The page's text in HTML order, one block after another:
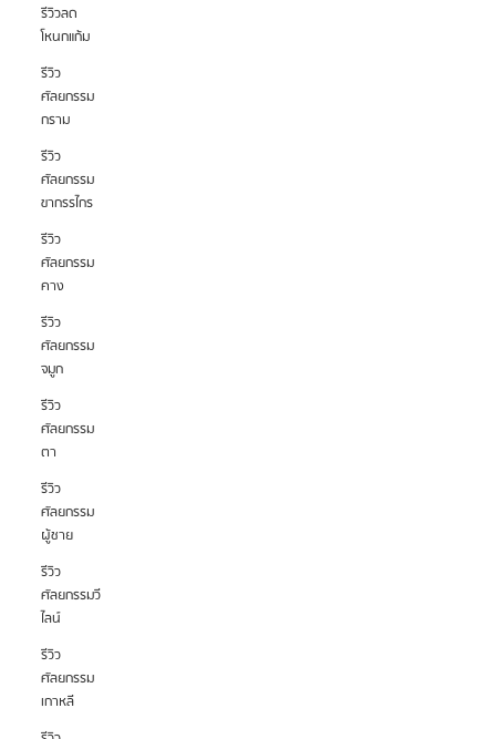
รีวิวลด
โหนกแก้ม
รีวิว
ศัลยกรรม
กราม
รีวิว
ศัลยกรรม
ขากรรไกร
รีวิว
ศัลยกรรม
คาง
รีวิว
ศัลยกรรม
จมูก
รีวิว
ศัลยกรรม
ตา
รีวิว
ศัลยกรรม
ผู้ชาย
รีวิว
ศัลยกรรมวี
ไลน์
รีวิว
ศัลยกรรม
เกาหลี